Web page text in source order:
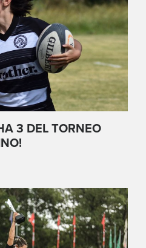
3 DEL TORNEO